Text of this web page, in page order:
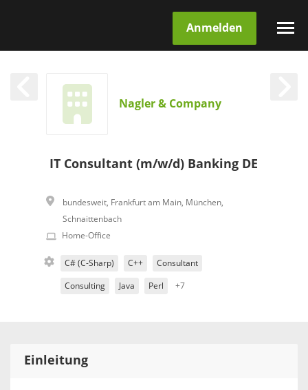
Anmelden
Nagler & Company
IT Consultant (m/w/d) Banking DE
bundesweit, Frankfurt am Main, München,
Schnaittenbach
Home-Office
C# (C-Sharp) C++ Consultant
Consulting Java Perl +7
Einleitung